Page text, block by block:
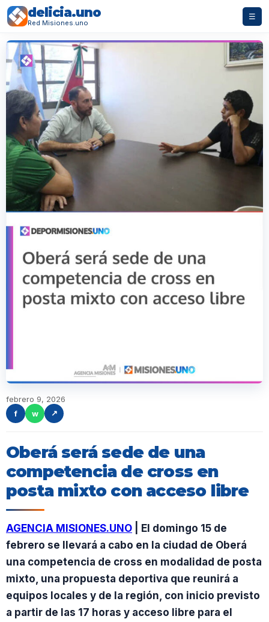
delicia.uno
Red Misiones.uno
☰
febrero 9, 2026
f
w ↗
Oberá será sede de una
competencia de cross en
posta mixto con acceso libre
AGENCIA MISIONES.UNO | El domingo 15 de
febrero se llevará a cabo en la ciudad de Oberá
una competencia de cross en modalidad de posta
mixto, una propuesta deportiva que reunirá a
equipos locales y de la región, con inicio previsto
a partir de las 17 horas y acceso libre para el